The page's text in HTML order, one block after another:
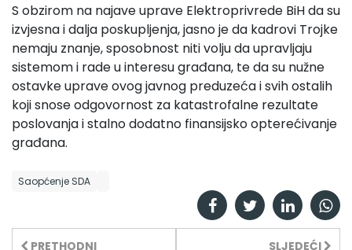
S obzirom na najave uprave Elektroprivrede BiH da su
izvjesna i dalja poskupljenja, jasno je da kadrovi Trojke
nemaju znanje, sposobnost niti volju da upravljaju
sistemom i rade u interesu građana, te da su nužne
ostavke uprave ovog javnog preduzeća i svih ostalih
koji snose odgovornost za katastrofalne rezultate
poslovanja i stalno dodatno finansijsko opterećivanje
građana.
Saopćenje SDA
PRETHODNI SLJEDEĆI